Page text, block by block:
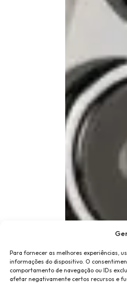
Para fornecer as melhores experiências,
informações do dispositivo. O
comportamento de navegação ou IDs
afetar negativamente certos recursos e